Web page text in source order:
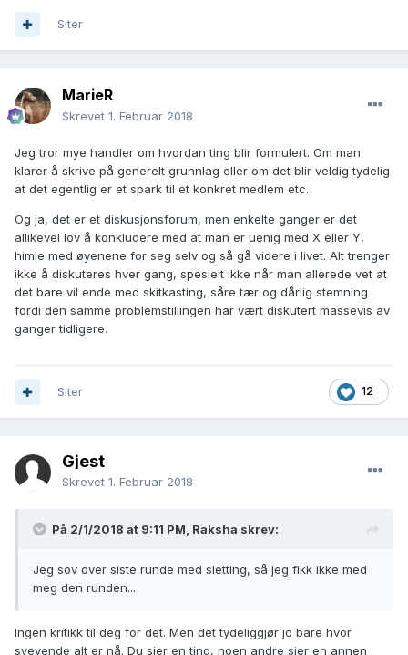
Siter
MarieR
Skrevet 1. Februar 2018
Jeg tror mye handler om hvordan ting blir formulert. Om man
klarer å skrive på generelt grunnlag eller om det blir veldig tydelig
at det egentlig er et spark til et konkret medlem etc.
Og ja, det er et diskusjonsforum, men enkelte ganger er det
allikevel lov å konkludere med at man er uenig med X eller Y,
himle med øyenene for seg selv og så gå videre i livet. Alt trenger
ikke å diskuteres hver gang, spesielt ikke når man allerede vet at
det bare vil ende med skitkasting, såre tær og dårlig stemning
fordi den samme problemstillingen har vært diskutert massevis av
ganger tidligere.
12
Siter
Gjest
Skrevet 1. Februar 2018
På 2/1/2018 at 9:11 PM, Raksha skrev:
Jeg sov over siste runde med sletting, så jeg fikk ikke med
meg den runden...
Ingen kritikk til deg for det. Men det tydeliggjør jo bare hvor
svevende alt er nå. Du sier en ting, noen andre sier en annen